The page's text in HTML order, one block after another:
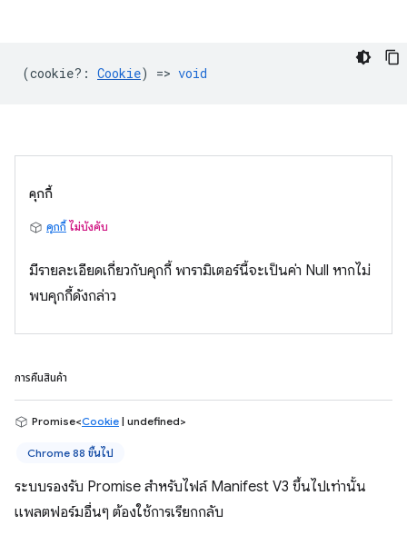
(cookie? : Cookie) => void
คุกกี้
คุกกี้ ไม่บังคับ
มีรายละเอียดเกี่ยวกับคุกกี้ พารามิเตอร์นี้จะเป็นค่า Null หากไม่
พบคุกกี้ดังกล่าว
การคืนสินค้า
Promise<Cookie | undefined>
Chrome 88 ขึ้นไป
ระบบรองรับ Promise สำหรับไฟล์ Manifest V3 ขึ้นไปเท่านั้น
แพลตฟอร์มอื่นๆ ต้องใช้การเรียกกลับ